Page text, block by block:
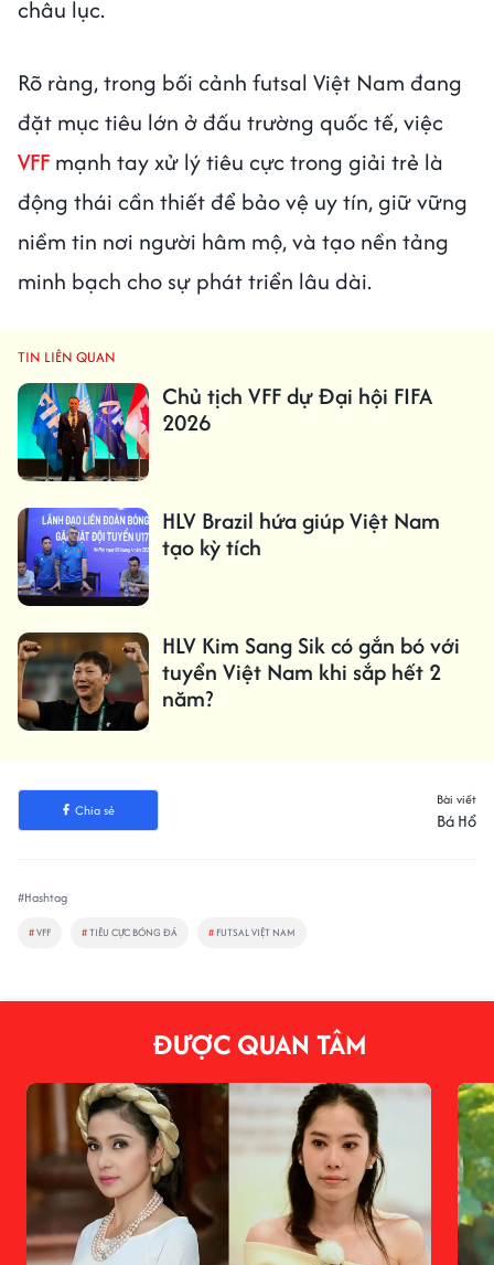
châu lục.
Rõ ràng, trong bối cảnh futsal Việt Nam đang
đặt mục tiêu lớn ở đấu trường quốc tế, việc
VFF mạnh tay xử lý tiêu cực trong giải trẻ là
động thái cần thiết để bảo vệ uy tín, giữ vững
niềm tin nơi người hâm mộ, và tạo nền tảng
minh bạch cho sự phát triển lâu dài.
TIN LIÊN QUAN
Chủ tịch VFF dự Đại hội FIFA
2026
HLV Brazil hứa giúp Việt Nam
tạo kỳ tích
HLV Kim Sang Sik có gắn bó với
tuyển Việt Nam khi sắp hết 2
năm?
Chia sẻ
Bài viết
Bá Hổ
#Hashtag
#VFF #TIÊU CỰC BÓNG ĐÁ # FUTSAL VIỆT NAM
ĐƯỢC QUAN TÂM